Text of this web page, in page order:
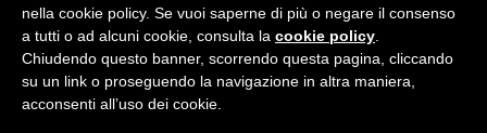
Area Riservata 2.0
nella cookie policy. Se vuoi saperne di più o negare il consenso
a tutti o ad alcuni cookie, consulta la cookie policy
Chiudendo questo banner, scorrendo questa pagina, cliccando
su un link o proseguendo la navigazione in altra maniera,
acconsenti all’uso dei cookie.